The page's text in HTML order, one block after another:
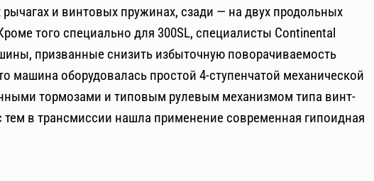
и винтовых пружинах, сзади — на двух продольных
того специально для 300SL, специалисты Continental
призванные снизить избыточную поворачиваемость
машина оборудовалась простой 4-ступенчатой механической
тормозами и типовым рулевым механизмом типа винт-
тем в трансмиссии нашла применение современная гипоидная